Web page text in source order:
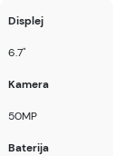
Displej
6.7"
Kamera
50MP
Baterija